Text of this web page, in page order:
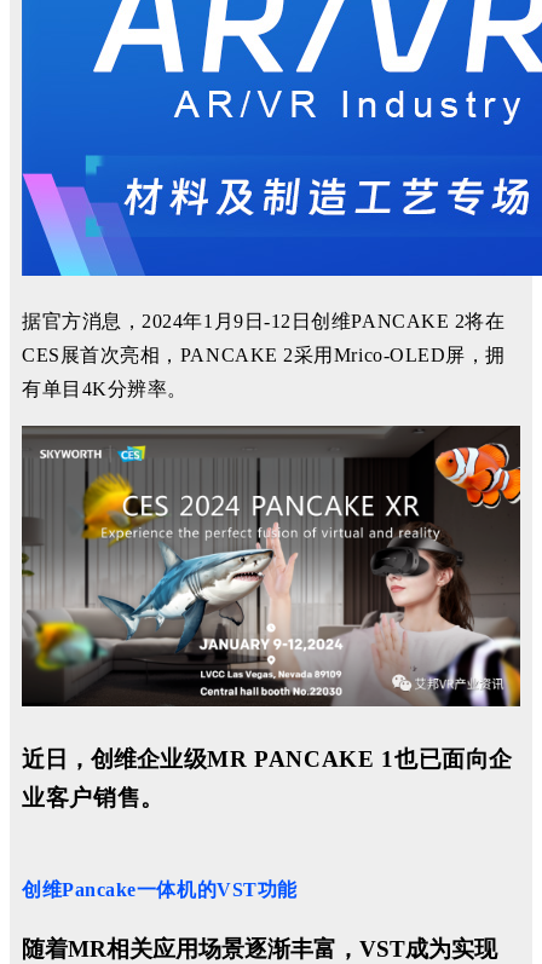
据官方消息，2024年1月9日-12日创维PANCAKE 2将在
CES展首次亮相，PANCAKE 2采用Mrico-OLED屏，拥
有单目4K分辨率。
近日，创维企业级MRPANCAKE 1也已面向企
业客户销售。
创维Pancake一体机的VST功能
随着MR相关应用场景逐渐丰富，VST成为实现